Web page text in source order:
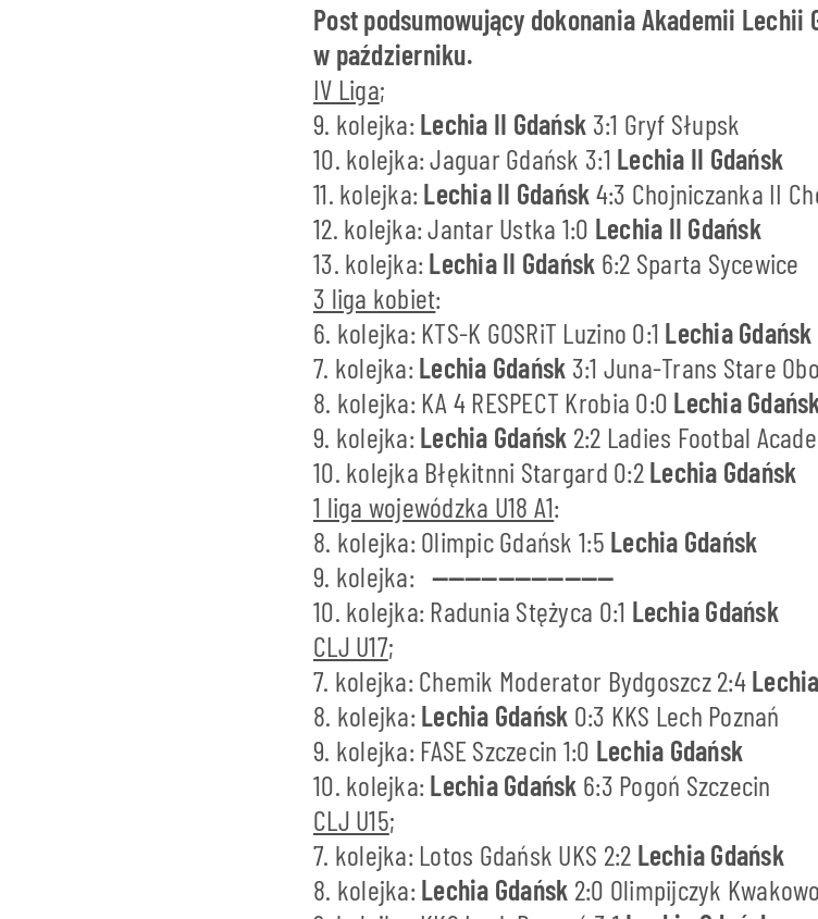
Post podsumowujący dokonania Akademii Lechii
w październiku.
IV Liga;
9. kolejka:Lechia II Gdańsk 3:1 Gryf Słupsk
10. kolejka: Jaguar Gdańsk 3:1 Lechia II Gdańsk
11. kolejka:Lechia II Gdańsk4:3 Chojniczanka II
12. kolejka: Jantar Ustka 1:0 Lechia II Gdańsk
13. kolejka:Lechia II Gdańsk 6:2 Sparta Sycewice
3 liga kobiet:
6. kolejka: KTS-K GOSRiT Luzino 0:1 Lechia Gdańsk
7. kolejka:Lechia Gdańsk 3:1 Juna-Trans Stare
8. kolejka: KA 4 RESPECT Krobia 0:0 Lechia
9. kolejka:Lechia Gdańsk 2:2 Ladies Footbal
10. kolejka Błękitnni Stargard 0:2Lechia Gdańsk
1 liga wojewódzka U18 A1:
8. kolejka: Olimpic Gdańsk 1:5 Lechia Gdańsk
9. kolejka:———————————
10. kolejka: Radunia Stężyca 0:1 Lechia Gdańsk
CLJ U17;
7. kolejka: Chemik Moderator Bydgoszcz 2:4
8. kolejka:Lechia Gdańsk 0:3 KKS Lech Poznań
9. kolejka: FASE Szczecin 1:0 Lechia Gdańsk
10. kolejka:Lechia Gdańsk 6:3 Pogoń Szczecin
CLJ U15;
7. kolejka: Lotos Gdańsk UKS 2:2 Lechia Gdańsk
8. kolejka:Lechia Gdańsk 2:0 Olimpijczyk Kwakowo